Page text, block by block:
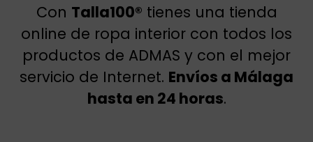
Con Talla100® tienes una tienda
online de ropa interior con todos los
productos de ADMAS y con el mejor
servicio de Internet. Envíos a Málaga
hasta en 24 horas.